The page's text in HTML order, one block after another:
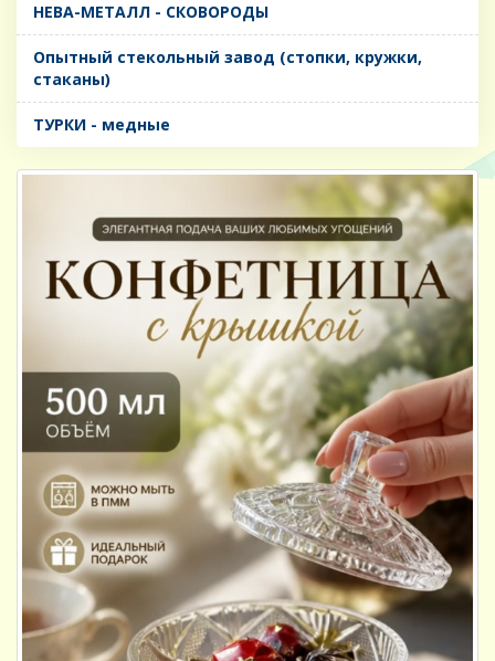
НЕВА-МЕТАЛЛ - СКОВОРОДЫ
Опытный стекольный завод (стопки, кружки,
стаканы)
ТУРКИ - медные